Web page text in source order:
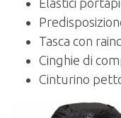
Tasca con
Cinghie di
Cinturino